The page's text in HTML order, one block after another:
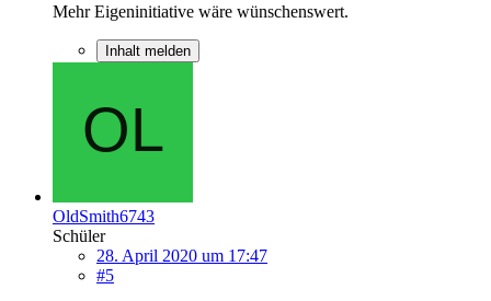
Mehr Eigeninitiative wäre wünschenswert.
Inhalt melden
OldSmith6743
Schüler
28. April 2020 um 17:47
#5